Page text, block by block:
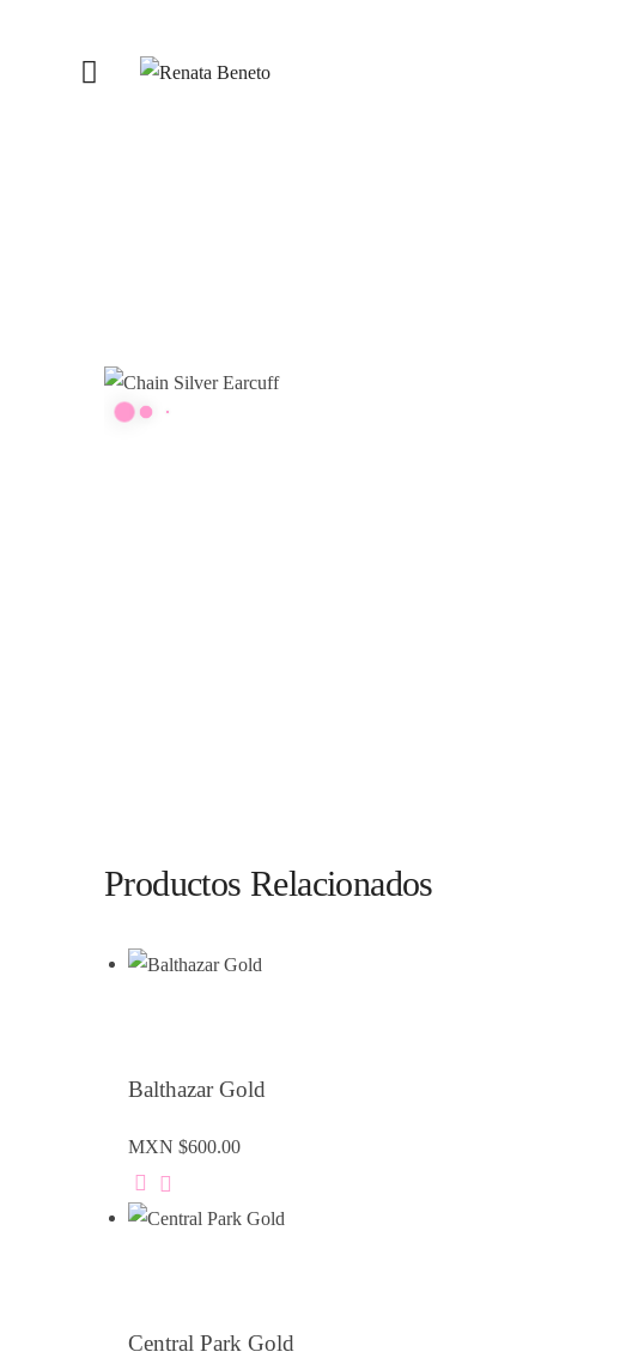
Productos Relacionados
Balthazar Gold
MXN $600.00
Central Park Gold